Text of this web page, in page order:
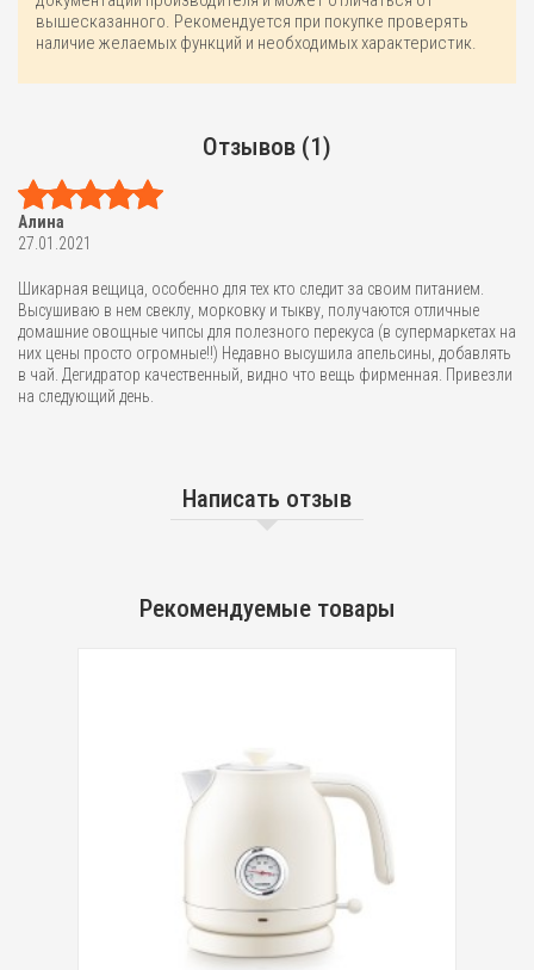
вышесказанного. Рекомендуется при покупке проверять
наличие желаемых функций и необходимых характеристик.
Отзывов (1)
Алина
27.01.2021
Шикарная вещица, особенно для тех кто следит за своим питанием.
Высушиваю в нем свеклу, морковку и тыкву, получаются отличные
домашние овощные чипсы для полезного перекуса (в супермаркетах на
них цены просто огромные!!) Недавно высушила апельсины, добавлять
в чай. Дегидратор качественный, видно что вещь фирменная. Привезли
на следующий день.
Написать отзыв
Рекомендуемые товары